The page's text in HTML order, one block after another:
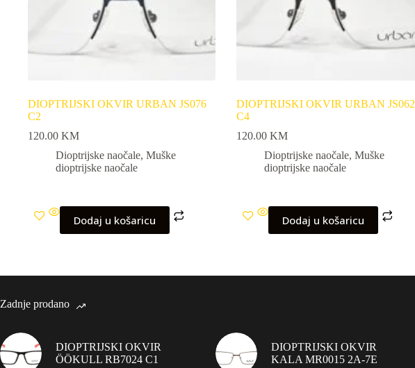
DIOPTRIJSKI OKVIR URBAN JS076
C2
120.00 KM
Dioptrijske naočale, Muške
dioptrijske naočale
Dodaj u košaricu
DIOPTRIJSKI OKVIR URBAN JS062
C4
120.00 KM
Dioptrijske naočale, Muške
dioptrijske naočale
Dodaj u košaricu
Zadnje prodano
DIOPTRIJSKI OKVIR
ÖÖKULL RB7024 C1
DIOPTRIJSKI OKVIR
KALA MR0015 2A-7E